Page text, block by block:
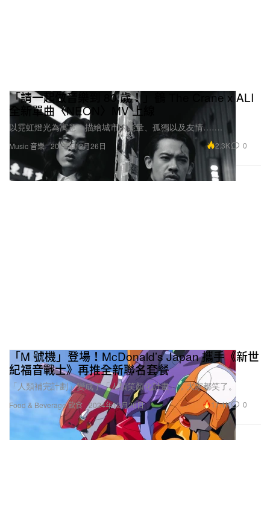
Music 音樂
「請一起做音樂到 80 歲！」鶴 The Crane x ALI
全新單曲〈NEON〉MV 上線
以霓虹燈光為寓意，描繪城市的能量、孤獨以及友情…….
2024年12月26日 2.3K 0
Food & Beverage 飲食
「M 號機」登場！McDonald’s Japan 攜手《新世
紀福音戰士》再推全新聯名套餐
「人類補完計劃」變成了「人類笑顏化計畫」，大家都笑了。
2024年12月26日 17.1K 0